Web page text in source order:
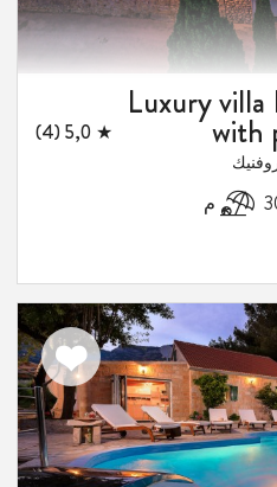
Luxury villa
with
★ 5,0 (4)
م
اضف
الى
المفضلة